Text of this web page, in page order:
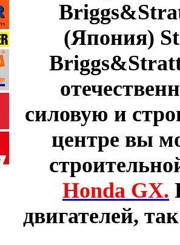
(Япония)
силовую и
центре вы
Honda GX.
двигателей,